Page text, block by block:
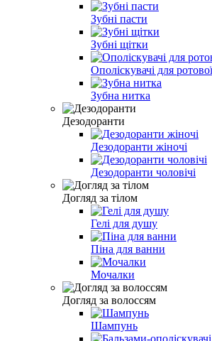
Зубні пасти
Зубні щітки
Ополіскувачі для
Зубна нитка
Дезодоранти
Дезодоранти жіночі
Дезодоранти чоловічі
Догляд за тілом
Гелі для душу
Піна для ванни
Мочалки
Догляд за волоссям
Шампунь